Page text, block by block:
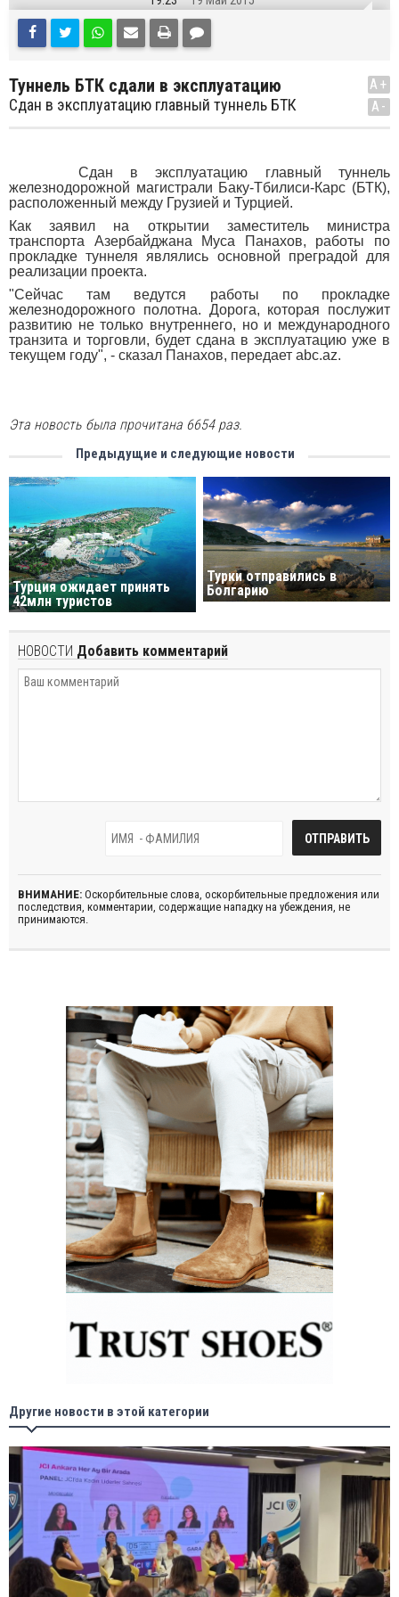
Туннель БТК сдали в эксплуатацию
Сдан в эксплуатацию главный туннель БТК
A+
A-
Сдан в эксплуатацию главный туннель
железнодорожной магистрали Баку-Тбилиси-Карс (БТК),
расположенный между Грузией и Турцией.
Как заявил на открытии заместитель министра
транспорта Азербайджана Муса Панахов, работы по
прокладке туннеля являлись основной преградой для
реализации проекта.
"Сейчас там ведутся работы по прокладке
железнодорожного полотна. Дорога, которая послужит
развитию не только внутреннего, но и международного
транзита и торговли, будет сдана в эксплуатацию уже в
текущем году", - сказал Панахов, передает abc.az.
Эта новость была прочитана 6654 раз.
Предыдущие и следующие новости
Турция ожидает принять
42млн туристов
Турки отправились в
Болгарию
НОВОСТИ Добавить комментарий
ВНИМАНИЕ: Оскорбительные слова, оскорбительные предложения или
последствия, комментарии, содержащие нападку на убеждения, не
принимаются.
Другие новости в этой категории